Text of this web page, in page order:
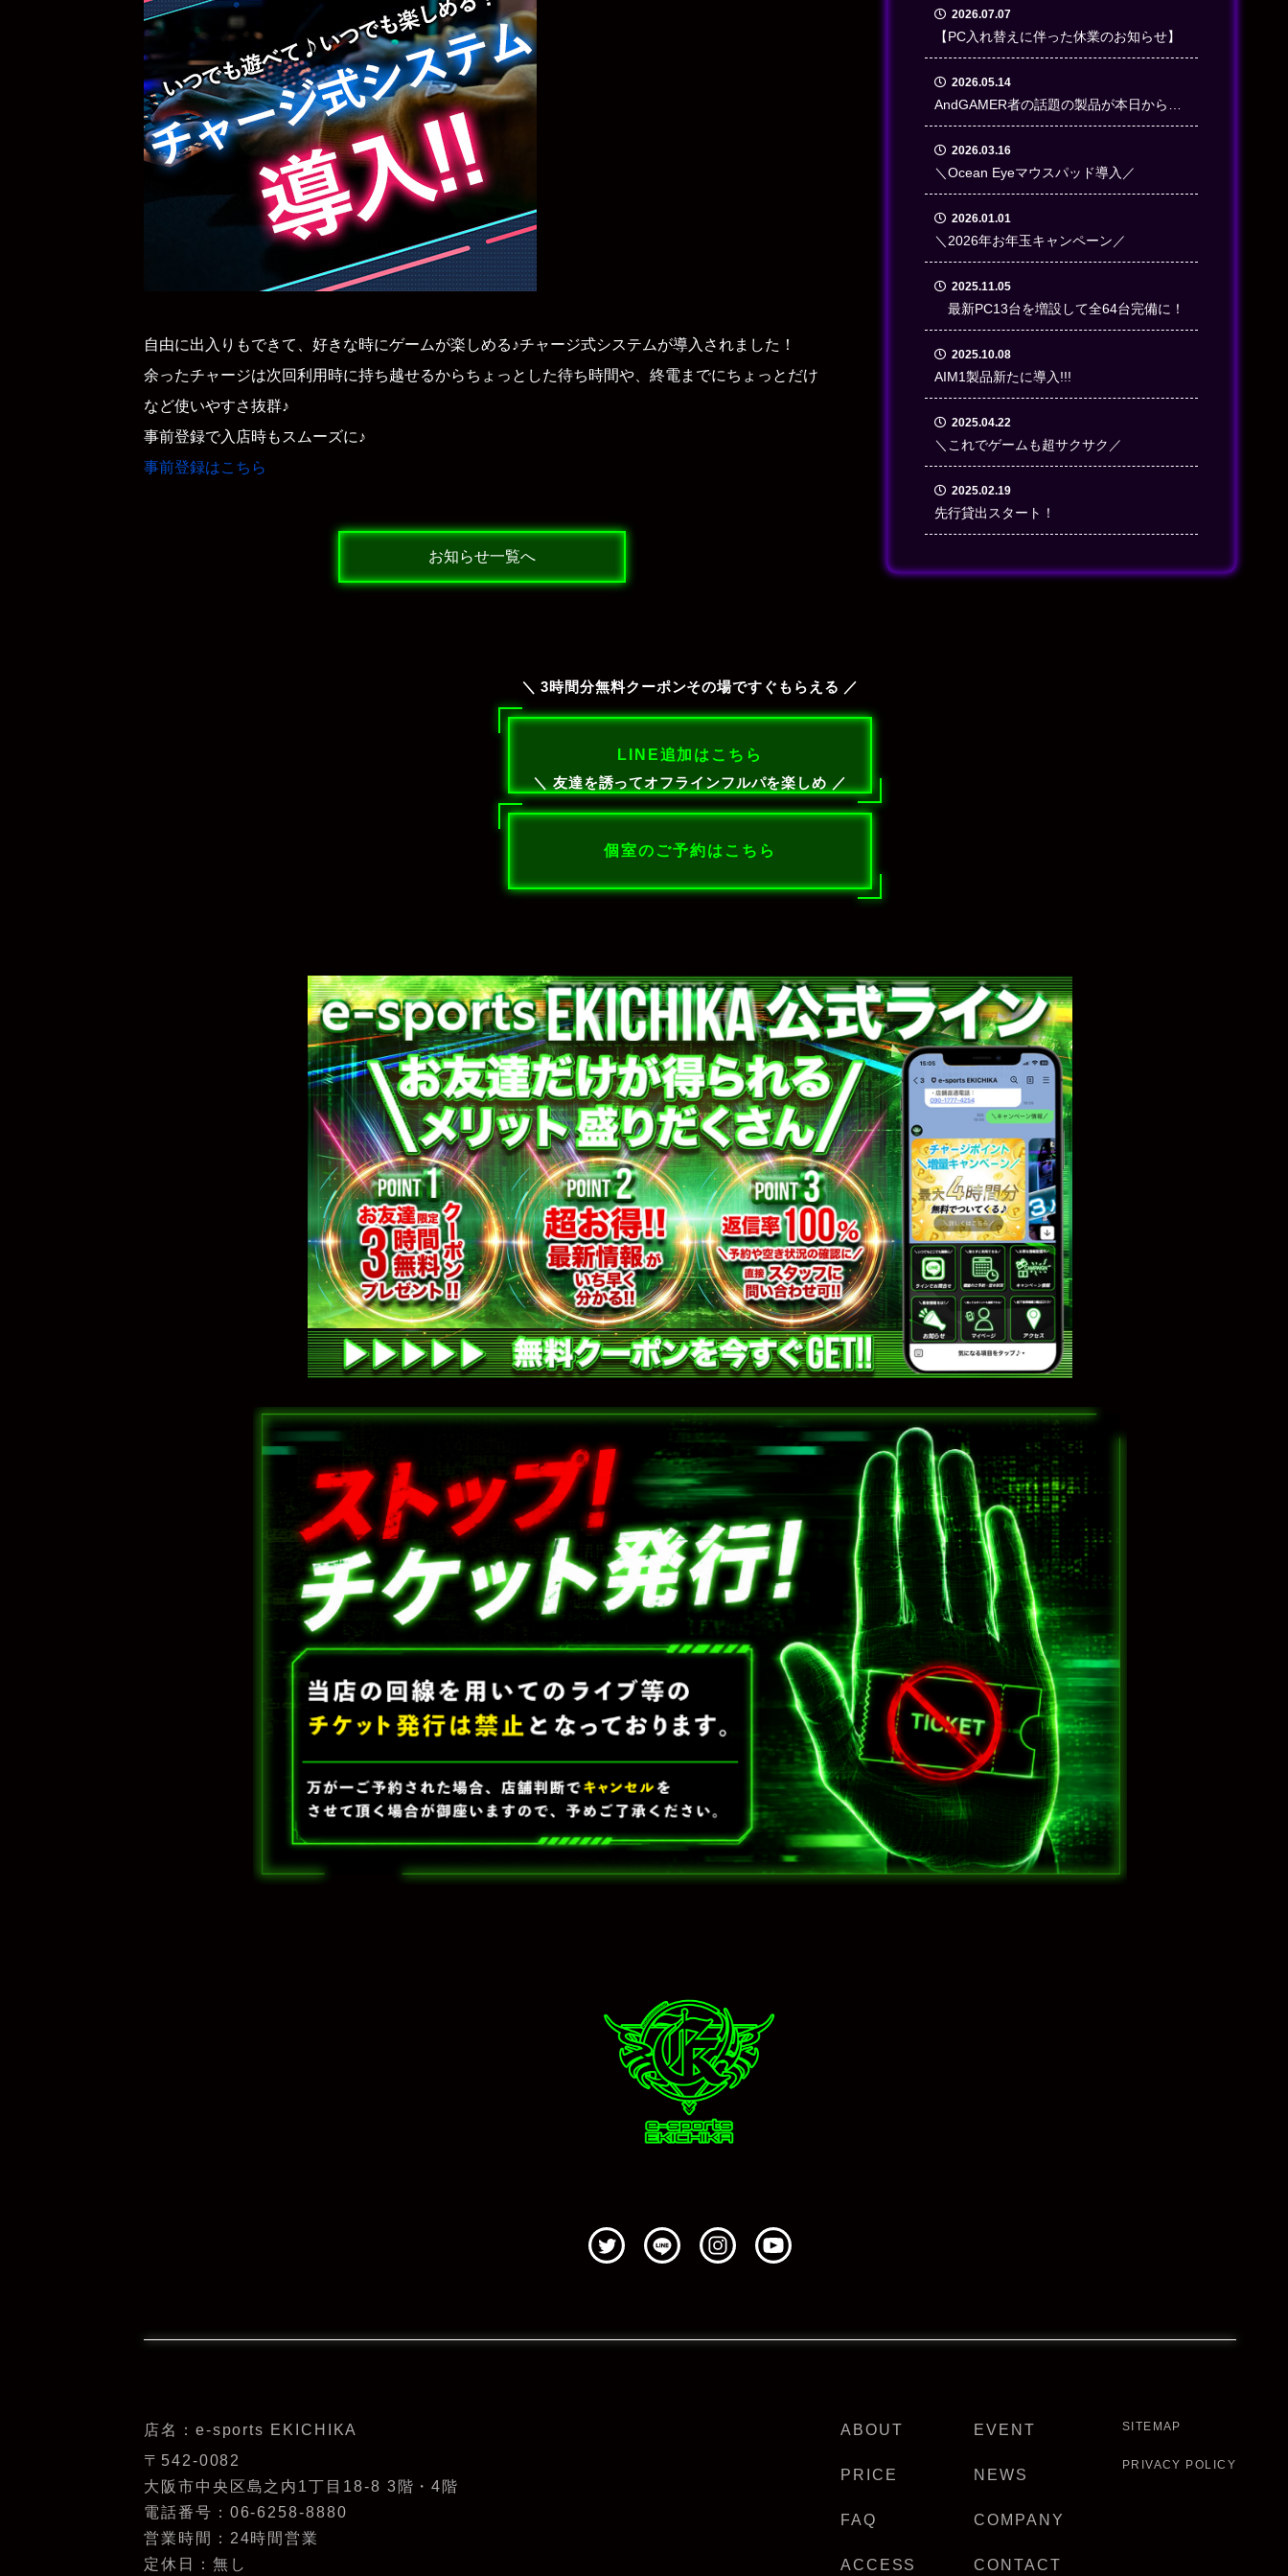
自由に出入りもできて、好きな時にゲームが楽しめる♪チャージ式システムが導入されました！
余ったチャージは次回利用時に持ち越せるからちょっとした待ち時間や、終電までにちょっとだけ
など使いやすさ抜群♪
事前登録で入店時もスムーズに♪
事前登録はこちら
お知らせ一覧へ
2026.07.07
【PC入れ替えに伴った休業のお知らせ】
2026.05.14
AndGAMER者の話題の製品が本日から貸
出開始
2026.03.16
＼Ocean Eyeマウスパッド導入／
2026.01.01
＼2026年お年玉キャンペーン／
2025.11.05
最新PC13台を増設して全64台完備に！
2025.10.08
AIM1製品新たに導入!!!
2025.04.22
＼これでゲームも超サクサク／
2025.02.19
先行貸出スタート！
＼ 3時間分無料クーポンその場ですぐもらえる ／
LINE追加はこちら
＼ 友達を誘ってオフラインフルパを楽しめ ／
個室のご予約はこちら
店名：e-sports EKICHIKA
〒542-0082
大阪市中央区島之内1丁目18-8 3階・4階
電話番号：06-6258-8880
営業時間：24時間営業
定休日：無し
ABOUT
PRICE
FAQ
ACCESS
EVENT
NEWS
COMPANY
CONTACT
SITEMAP
PRIVACY POLICY